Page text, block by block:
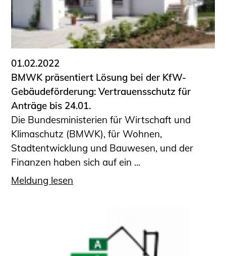
01.02.2022
BMWK präsentiert Lösung bei der KfW-
Gebäudeförderung: Vertrauensschutz für
Anträge bis 24.01.
Die Bundesministerien für Wirtschaft und
Klimaschutz (BMWK), für Wohnen,
Stadtentwicklung und Bauwesen, und der
Finanzen haben sich auf ein ...
Meldung lesen